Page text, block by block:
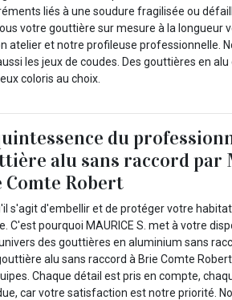
liés à une soudure fragilisée ou
votre gouttière sur mesure à la longueur
atelier et notre profileuse professionnelle.
les jeux de coudes. Des gouttières en
coloris au choix.
du
alu sans raccord par
Comte Robert
s'agit d'embellir et de protéger votre
C'est pourquoi MAURICE S. met à votre
des gouttières en aluminium sans
alu sans raccord à Brie Comte
Chaque détail est pris en compte,
car votre satisfaction est notre priorité.